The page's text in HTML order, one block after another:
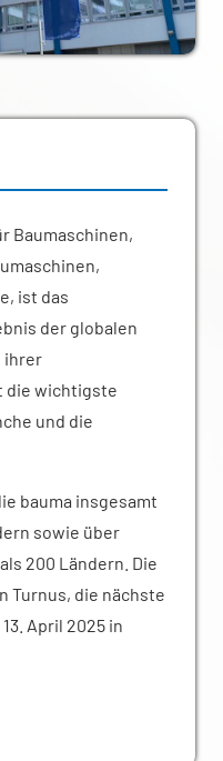
Baumaschinen,
ist das
der globalen
ihrer
die wichtigste
und die
bauma insgesamt
sowie über
200 Ländern. Die
Turnus, die nächste
April 2025 in